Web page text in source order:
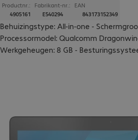
Productnr.:
4905161
Fabrikant-nr.:
E540294
EAN
843173152349
Behuizingstype: All-in-one -
Processormodel: Qualcomm
Werkgeheugen: 8 GB -